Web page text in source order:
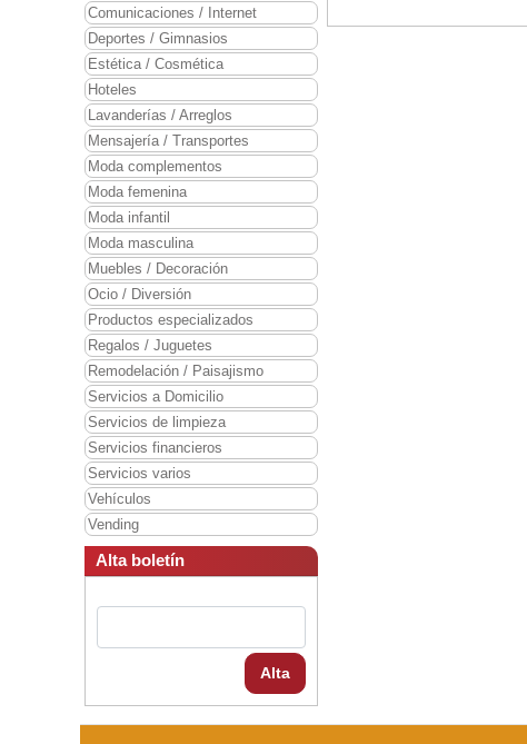
Comunicaciones / Internet
Deportes / Gimnasios
Estética / Cosmética
Hoteles
Lavanderías / Arreglos
Mensajería / Transportes
Moda complementos
Moda femenina
Moda infantil
Moda masculina
Muebles / Decoración
Ocio / Diversión
Productos especializados
Regalos / Juguetes
Remodelación / Paisajismo
Servicios a Domicilio
Servicios de limpieza
Servicios financieros
Servicios varios
Vehículos
Vending
Alta boletín
Alta